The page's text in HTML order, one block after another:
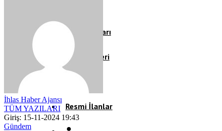
Köşe Yazıları
Video Galeri
Röportaj
Resmi İlanlar
İhlas Haber Ajansı
TÜM YAZILARI
Giriş: 15-11-2024 19:43
Gündem